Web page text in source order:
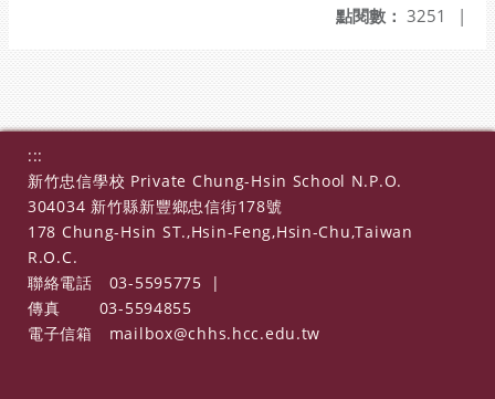
點閱數： 3251 |
:::
新竹忠信學校 Private Chung-Hsin School N.P.O.
304034 新竹縣新豐鄉忠信街178號
178 Chung-Hsin ST.,Hsin-Feng,Hsin-Chu,Taiwan
R.O.C.
聯絡電話
03-5595775
|
傳真
03-5594855
電子信箱
mailbox@chhs.hcc.edu.tw